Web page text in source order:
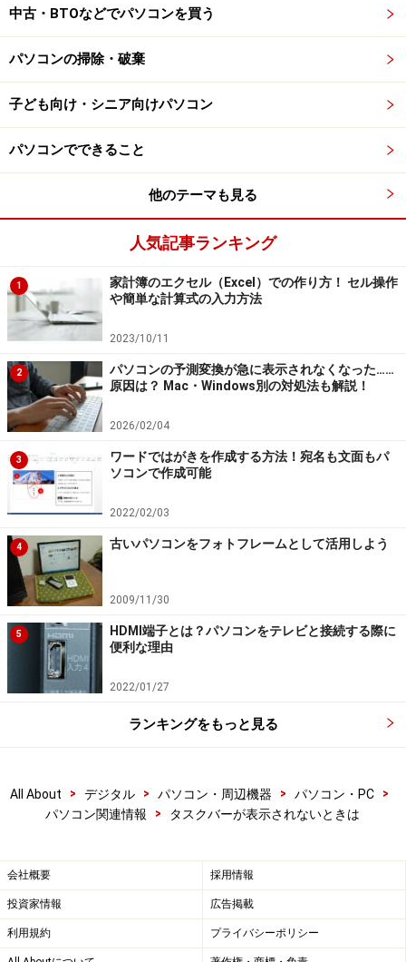
中古・BTOなどでパソコンを買う
パソコンの掃除・破棄
子ども向け・シニア向けパソコン
パソコンでできること
他のテーマも見る
人気記事ランキング
1
家計簿のエクセル（Excel）での作り方！ セル操作
や簡単な計算式の入力方法
2023/10/11
2
パソコンの予測変換が急に表示されなくなった……
原因は？ Mac・Windows別の対処法も解説！
2026/02/04
3
ワードではがきを作成する方法！宛名も文面もパ
ソコンで作成可能
2022/02/03
4 古いパソコンをフォトフレームとして活用しよう
2009/11/30
5
HDMI端子とは？パソコンをテレビと接続する際に
便利な理由
2022/01/27
ランキングをもっと見る
All About > デジタル > パソコン・周辺機器 > パソコン・PC
>
パソコン関連情報
> タスクバーが表示されないときは
会社概要 採用情報
投資家情報 広告掲載
利用規約 プライバシーポリシー